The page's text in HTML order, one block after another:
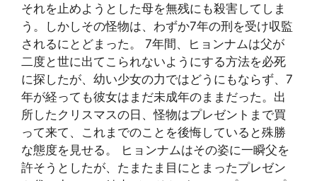
それを止めようとした母を無残にも殺害してしま
う。しかしその怪物は、わずか7年の刑を受け収監
されるにとどまった。 7年間、ヒョンナムは父が
二度と世に出てこられないようにする方法を必死
に探したが、幼い少女の力ではどうにもならず、7
年が経っても彼女はまだ未成年のままだった。出
所したクリスマスの日、怪物はプレゼントまで買
って来て、これまでのことを後悔していると殊勝
な態度を見せる。 ヒョンナムはその姿に一瞬父を
許そうとしたが、たまたま目にとまったプレゼン